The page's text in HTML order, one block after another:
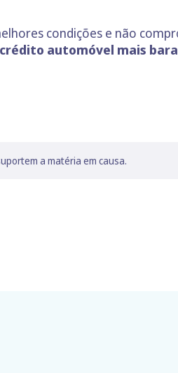
condições e não
automóvel mais
a matéria em causa.